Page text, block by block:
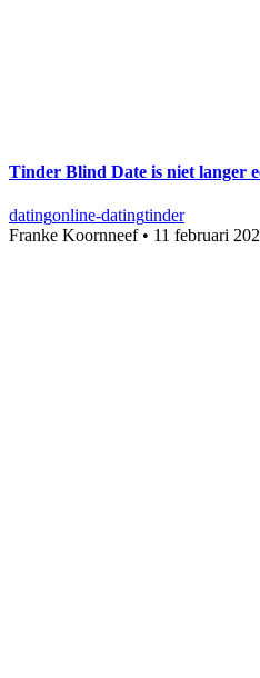
Tinder Blind Date is niet langer
datingonline-datingtinder
Franke Koornneef• 11 februari